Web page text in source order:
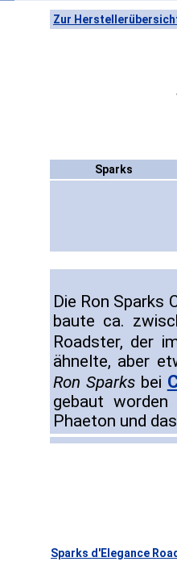
Zur
Sparks
Die Ron Sparks
baute ca.
Roadster, der
ähnelte, aber
Ron Sparksbei
gebaut
Phaeton und
Sparks d'Elegance